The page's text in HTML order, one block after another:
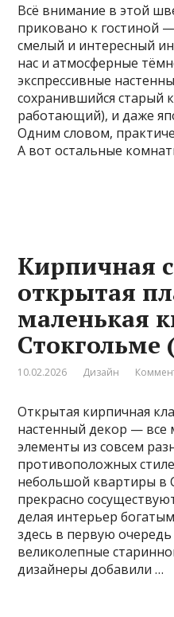
Всё внимание в этой
приковано к гостиной
смелый и интересный
нас и атмосферные
экспрессивные
сохранившийся старый
работающий), и даже
Одним словом,
А вот остальные
Кирпичная
открытая
маленькая
Стокгольме
10.02.2026 Дизайн
Открытая кирпичная
настенный декор — все
элементы из совсем
противоположных
небольшой квартиры в
прекрасно
делая интерьер
здесь в первую очередь
великолепные
дизайнеры добавили …